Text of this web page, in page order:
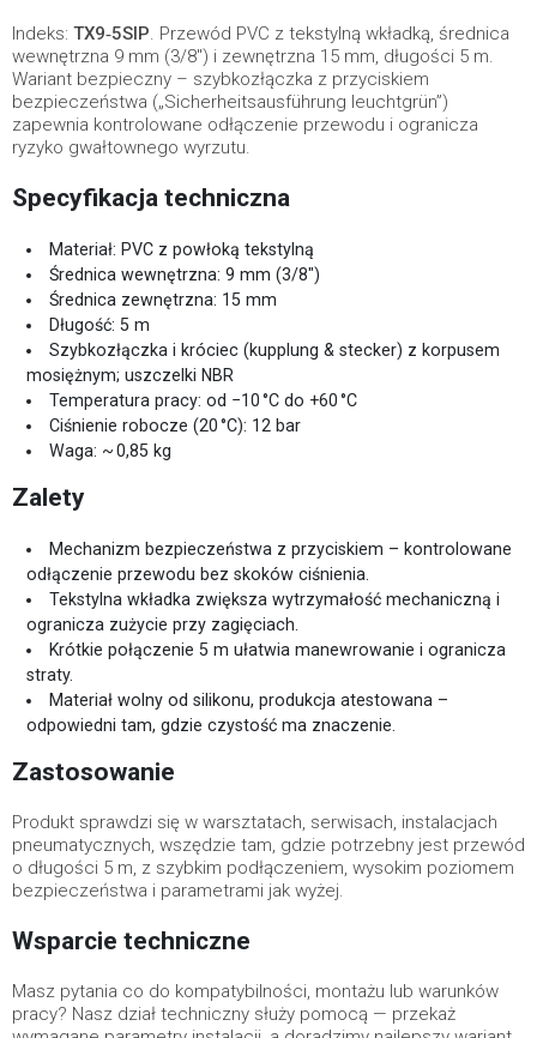
Indeks: TX9‑5SIP. Przewód PVC z tekstylną wkładką, średnica
wewnętrzna 9 mm (3/8") i zewnętrzna 15 mm, długości 5 m.
Wariant bezpieczny – szybkozłączka z przyciskiem
bezpieczeństwa („Sicherheitsausführung leuchtgrün”)
zapewnia kontrolowane odłączenie przewodu i ogranicza
ryzyko gwałtownego wyrzutu.
Specyfikacja techniczna
Materiał: PVC z powłoką tekstylną
Średnica wewnętrzna: 9 mm (3/8")
Średnica zewnętrzna: 15 mm
Długość: 5 m
Szybkozłączka i króciec (kupplung & stecker) z korpusem
mosiężnym; uszczelki NBR
Temperatura pracy: od −10 °C do +60 °C
Ciśnienie robocze (20 °C): 12 bar
Waga: ~ 0,85 kg
Zalety
Mechanizm bezpieczeństwa z przyciskiem – kontrolowane
odłączenie przewodu bez skoków ciśnienia.
Tekstylna wkładka zwiększa wytrzymałość mechaniczną i
ogranicza zużycie przy zagięciach.
Krótkie połączenie 5 m ułatwia manewrowanie i ogranicza
straty.
Materiał wolny od silikonu, produkcja atestowana –
odpowiedni tam, gdzie czystość ma znaczenie.
Zastosowanie
Produkt sprawdzi się w warsztatach, serwisach, instalacjach
pneumatycznych, wszędzie tam, gdzie potrzebny jest przewód
o długości 5 m, z szybkim podłączeniem, wysokim poziomem
bezpieczeństwa i parametrami jak wyżej.
Wsparcie techniczne
Masz pytania co do kompatybilności, montażu lub warunków
pracy? Nasz dział techniczny służy pomocą — przekaż